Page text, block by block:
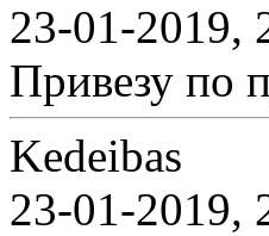
23-01-2019,
Привезу по
Kedeibas
23-01-2019,